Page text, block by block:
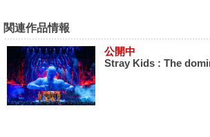
関連作品情報
公開中
Stray Kids : The